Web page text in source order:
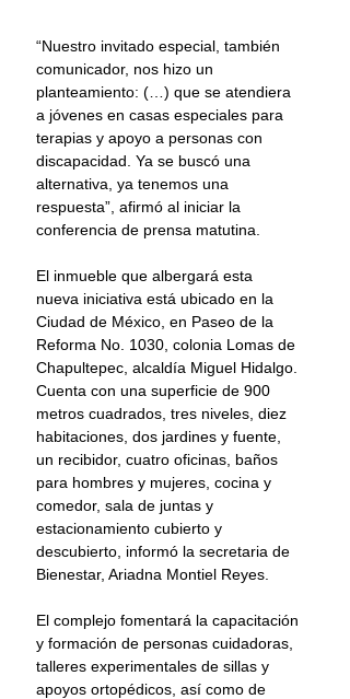
“Nuestro invitado especial, también
comunicador, nos hizo un
planteamiento: (…) que se atendiera
a jóvenes en casas especiales para
terapias y apoyo a personas con
discapacidad. Ya se buscó una
alternativa, ya tenemos una
respuesta”, afirmó al iniciar la
conferencia de prensa matutina.
El inmueble que albergará esta
nueva iniciativa está ubicado en la
Ciudad de México, en Paseo de la
Reforma No. 1030, colonia Lomas de
Chapultepec, alcaldía Miguel Hidalgo.
Cuenta con una superficie de 900
metros cuadrados, tres niveles, diez
habitaciones, dos jardines y fuente,
un recibidor, cuatro oficinas, baños
para hombres y mujeres, cocina y
comedor, sala de juntas y
estacionamiento cubierto y
descubierto, informó la secretaria de
Bienestar, Ariadna Montiel Reyes.
El complejo fomentará la capacitación
y formación de personas cuidadoras,
talleres experimentales de sillas y
apoyos ortopédicos, así como de